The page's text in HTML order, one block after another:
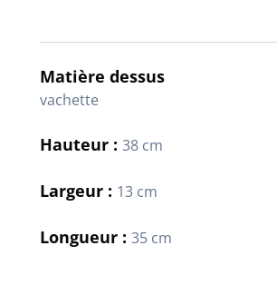
Matière dessus
vachette
Hauteur : 38 cm
Largeur : 13 cm
Longueur : 35 cm